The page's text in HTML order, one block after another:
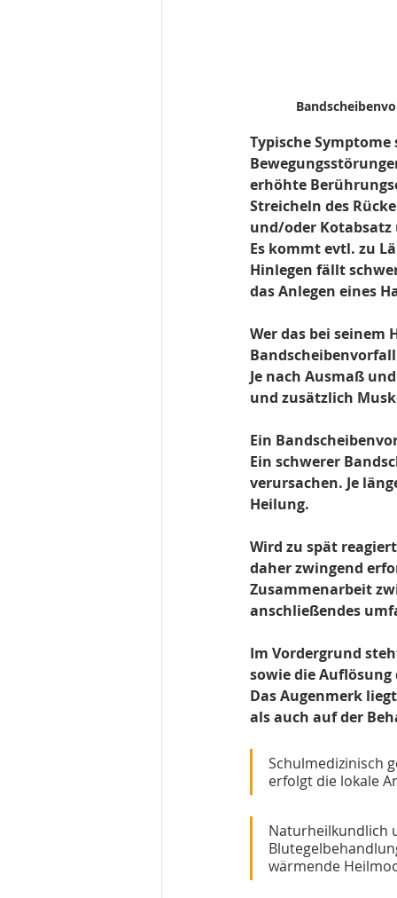
Typische
erhöhte
Streicheln des
und/oder Kotabsatz
Es kommt evtl. zu
Hinlegen fällt
das Anlegen eines
Wer das bei
Je nach Ausmaß
und zusätzlich
Ein
Ein schwerer
verursachen. Je
Heilung.
Wird zu spät
daher zwingend
Zusammenarbeit
anschließendes
Im Vordergrund
sowie die
Das Augenmerk
als auch auf der
Schulmedizinisch
erfolgt die lokale
Naturheilkundlich
wärmende